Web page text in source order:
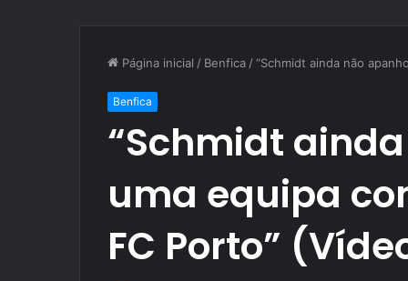
Página inicial / Benfica /“Schmidt ainda não
Benfica
“Schmidt
uma equipa
FC Porto”